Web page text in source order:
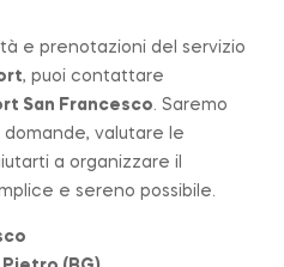
e prenotazioni del servizio
, puoi contattare
San Francesco . Saremo
valutare le
a organizzare il
e sereno possibile.